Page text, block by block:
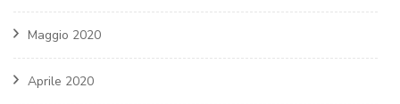
Maggio 2020
Aprile 2020